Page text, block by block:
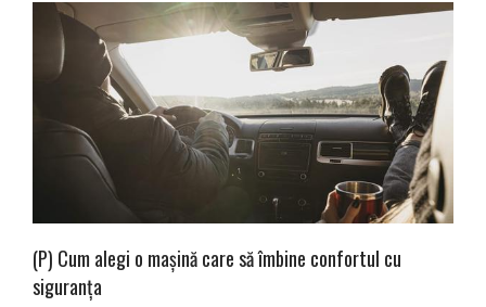
(P) Cum alegi o mașină care să îmbine confortul cu
siguranța